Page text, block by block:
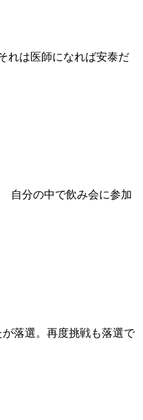
れは医師になれば安泰だ
自分の中で飲み会に参加
落選。再度挑戦も落選で